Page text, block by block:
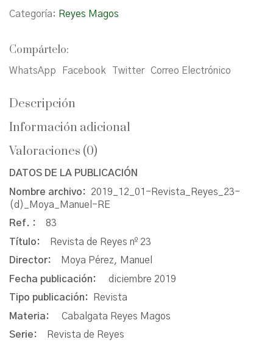
Categoría: Reyes Magos
Compártelo:
WhatsApp Facebook Twitter Correo Electrónico
Descripción
Información adicional
Valoraciones (0)
DATOS DE LA PUBLICACIÓN
Nombre archivo: 2019_12_01-Revista_Reyes_23-
(d)_Moya_Manuel-RE
Ref. : 83
Título:
Revista de Reyes nº 23
Director:
Moya Pérez, Manuel
Fecha publicación: diciembre 2019
Tipo publicación:
Revista
Materia: Cabalgata Reyes Magos
Serie:
Revista de Reyes